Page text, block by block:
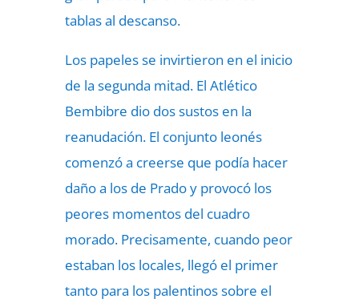
tablas al descanso.
Los papeles se invirtieron en el inicio
de la segunda mitad. El Atlético
Bembibre dio dos sustos en la
reanudación. El conjunto leonés
comenzó a creerse que podía hacer
daño a los de Prado y provocó los
peores momentos del cuadro
morado. Precisamente, cuando peor
estaban los locales, llegó el primer
tanto para los palentinos sobre el